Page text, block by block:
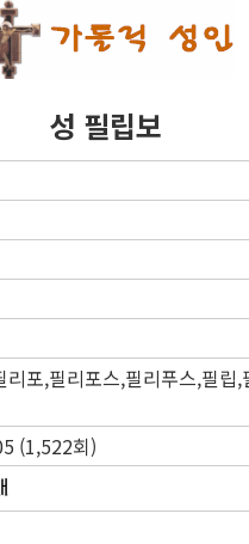
성 필립보
포,필리포스,필리푸스,필립
(1,522회)